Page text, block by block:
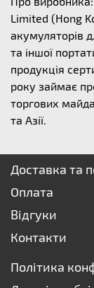
Limited (Hong
акумуляторів
та іншої
продукція
року займає
торгових
та Азії.
Доставка та
Оплата
Відгуки
Контакти
Політика